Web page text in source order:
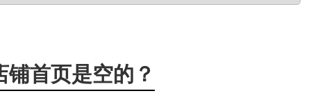
首页是空的？